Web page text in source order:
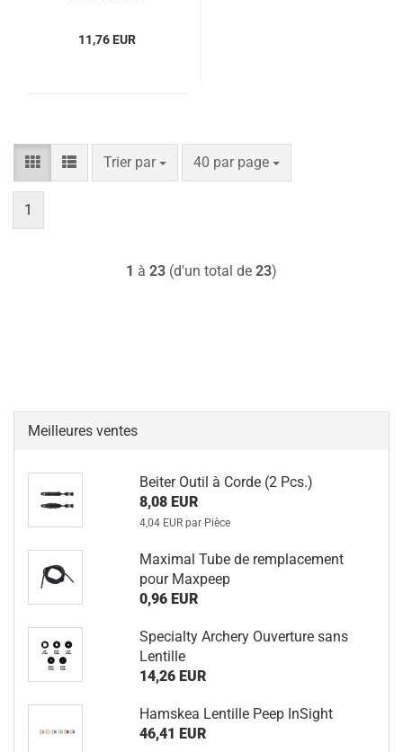
11,76 EUR
Trier par
Trier par 40 par page
par page
1
1 à 23 (d'un total de 23)
Meilleures ventes
Beiter Outil à Corde (2 Pcs.)
8,08 EUR
4,04 EUR par Pièce
Maximal Tube de remplacement
pour Maxpeep
0,96 EUR
Specialty Archery Ouverture sans
Lentille
14,26 EUR
Hamskea Lentille Peep InSight
46,41 EUR